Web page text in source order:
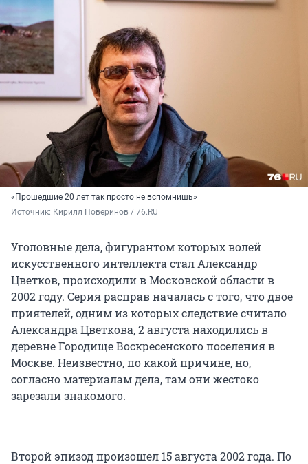
«Прошедшие 20 лет так просто не вспомнишь»
Источник: Кирилл Поверинов / 76.RU
Уголовные дела, фигурантом которых волей
искусственного интеллекта стал Александр
Цветков, происходили в Московской области в
2002 году. Серия расправ началась с того, что двое
приятелей, одним из которых следствие считало
Александра Цветкова, 2 августа находились в
деревне Городище Воскресенского поселения в
Москве. Неизвестно, по какой причине, но,
согласно материалам дела, там они жестоко
зарезали знакомого.
Второй эпизод произошел 15 августа 2002 года. По